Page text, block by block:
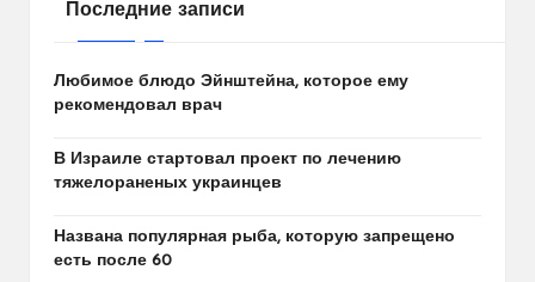
Последние записи
Любимое блюдо Эйнштейна, которое ему
рекомендовал врач
В Израиле стартовал проект по лечению
тяжелораненых украинцев
Названа популярная рыба, которую запрещено
есть после 60